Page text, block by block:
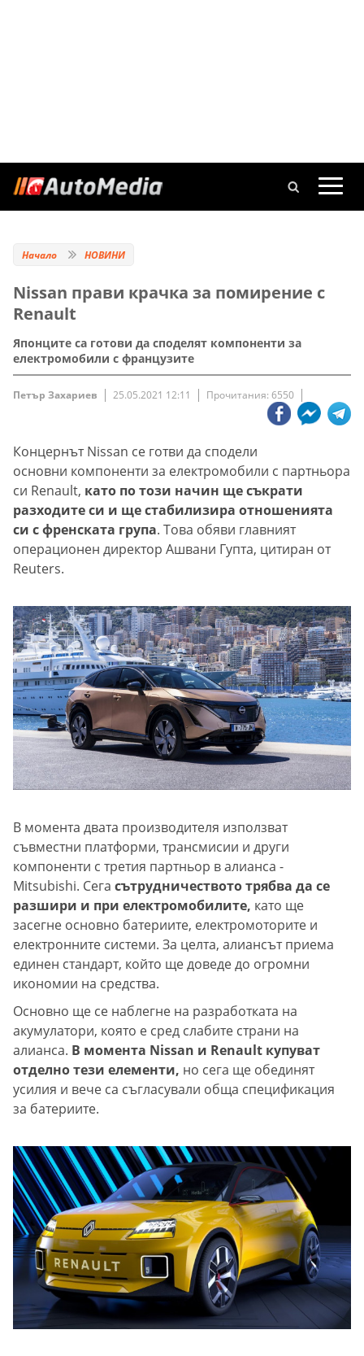
Начало НОВИНИ
Nissan прави крачка за помирение с
Renault
Японците са готови да споделят компоненти за
електромобили с французите
Петър Захариев 25.05.2021 12:11 Прочитания: 6550
Концернът Nissan се готви да сподели
основни компоненти за електромобили с партньора
си Renault, като по този начин ще съкрати
разходите си и ще стабилизира отношенията
си с френската група. Това обяви главният
операционен директор Ашвани Гупта, цитиран от
Reuters.
В момента двата производителя използват
съвместни платформи, трансмисии и други
компоненти с третия партньор в алианса -
Mitsubishi. Сега сътрудничеството трябва да се
разшири и при електромобилите, като ще
засегне основно батериите, електромоторите и
електронните системи. За целта, алиансът приема
единен стандарт, който ще доведе до огромни
икономии на средства.
Основно ще се наблегне на разработката на
акумулатори, която е сред слабите страни на
алианса. В момента Nissan и Renault купуват
отделно тези елементи, но сега ще обединят
усилия и вече са съгласували обща спецификация
за батериите.